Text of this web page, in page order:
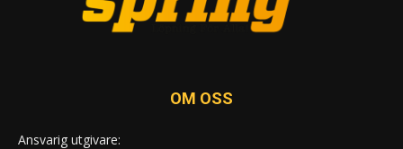
OM OSS
Ansvarig utgivare: